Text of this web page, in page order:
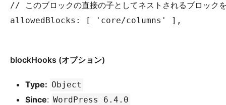
// このブロックの直接の子としてネストされるブロッ
allowedBlocks: [ 'core/columns' ],
blockHooks (オプション)
Type: Object
Since: WordPress 6.4.0